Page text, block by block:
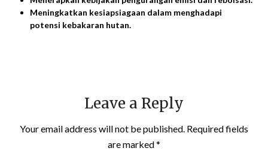
Meningkatkan kesiapsiagaan dalam menghadapi
potensi kebakaran hutan.
Leave a Reply
Your email address will not be published. Required fields
are marked*